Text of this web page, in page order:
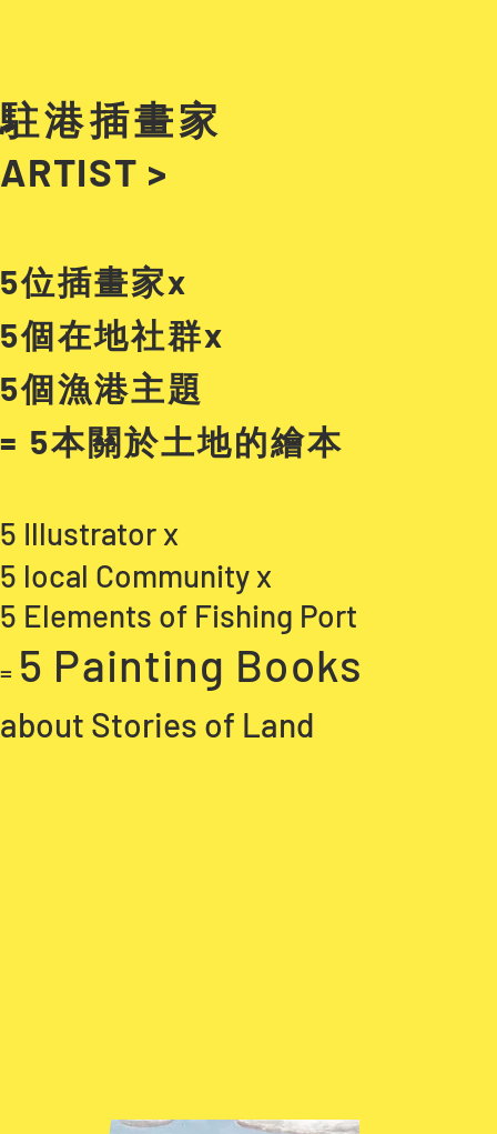
駐港插畫家
ARTIST >
5位插畫家x
5個在地社群x
5個漁港主題
= 5本關於土地的繪本
5 Illustrator x
5 local Community x
5 Elements of Fishing Port
= 5 Painting Books
about Stories of Land